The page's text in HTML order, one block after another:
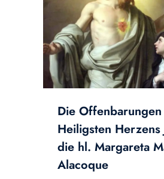
Die
Heiligsten Herzens
die hl. Margareta
Alacoque